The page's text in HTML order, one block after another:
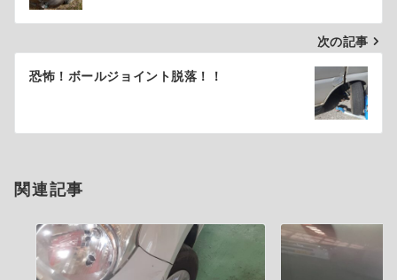
ナ
ビ
ゲ
シ
ン
次の記事
恐怖！ボールジョイント脱落！！
関連記事